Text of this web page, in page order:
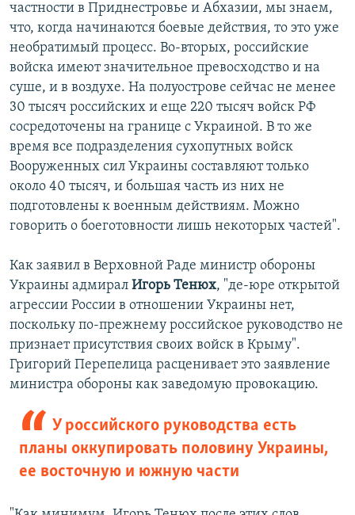
частности в Приднестровье и Абхазии, мы знаем,
что, когда начинаются боевые действия, то это уже
необратимый процесс. Во-вторых, российские
войска имеют значительное превосходство и на
суше, и в воздухе. На полуострове сейчас не менее
30 тысяч российских и еще 220 тысяч войск РФ
сосредоточены на границе с Украиной. В то же
время все подразделения сухопутных войск
Вооруженных сил Украины составляют только
около 40 тысяч, и большая часть из них не
подготовлены к военным действиям. Можно
говорить о боеготовности лишь некоторых частей".
Как заявил в Верховной Раде министр обороны
Украины адмирал Игорь Тенюх, "де-юре открытой
агрессии России в отношении Украины нет,
поскольку по-прежнему российское руководство не
признает присутствия своих войск в Крыму".
Григорий Перепелица расценивает это заявление
министра обороны как заведомую провокацию.
У российского руководства есть
планы оккупировать половину Украины,
ее восточную и южную части